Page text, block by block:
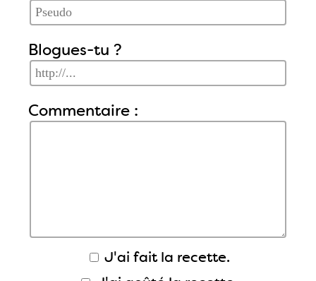
Blogues-tu ?
Commentaire :
J'ai fait la recette.